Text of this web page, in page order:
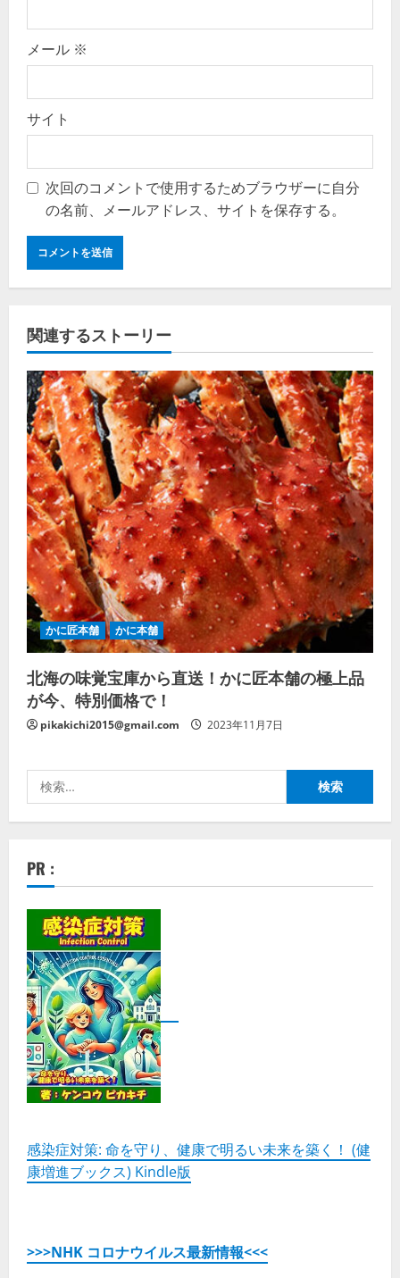
メール ※
サイト
次回のコメントで使用するためブラウザーに自分
の名前、メールアドレス、サイトを保存する。
関連するストーリー
かに匠本舗 かに本舗
北海の味覚宝庫から直送！かに匠本舗の極上品
が今、特別価格で！
pikakichi2015@gmail.com 2023年11月7日
索:
PR :
感染症対策: 命を守り、健康で明るい未来を築く！ (健
康増進ブックス) Kindle版
>>>NHK コロナウイルス最新情報<<<